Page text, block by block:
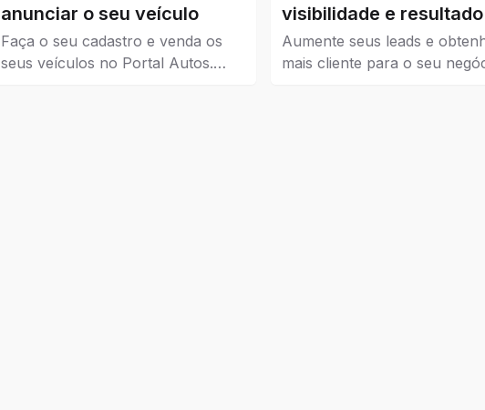
anunciar o seu veículo
Faça o seu cadastro e venda os
seus veículos no Portal Autos.
visibilidade e
seu negócio
Aumente seus leads e
mais cliente para o seu